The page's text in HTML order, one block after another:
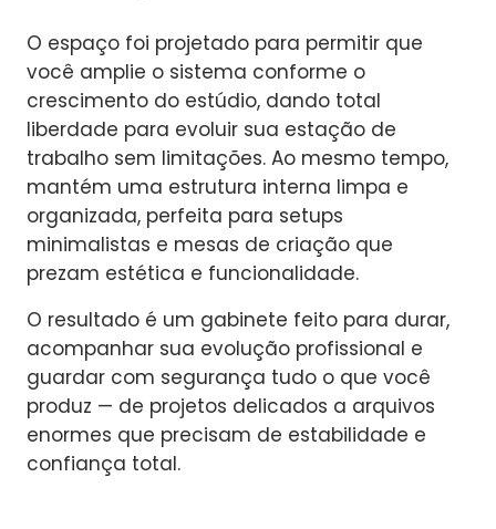
O espaço foi projetado para permitir que
você amplie o sistema conforme o
crescimento do estúdio, dando total
liberdade para evoluir sua estação de
trabalho sem limitações. Ao mesmo tempo,
mantém uma estrutura interna limpa e
organizada, perfeita para setups
minimalistas e mesas de criação que
prezam estética e funcionalidade.
O resultado é um gabinete feito para durar,
acompanhar sua evolução profissional e
guardar com segurança tudo o que você
produz — de projetos delicados a arquivos
enormes que precisam de estabilidade e
confiança total.